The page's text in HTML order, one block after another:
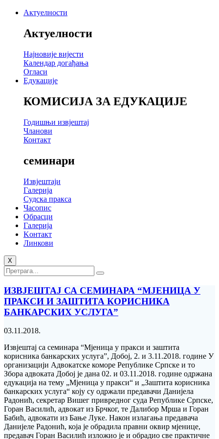
Актуелности
Актуелности
Најновије вијести
Календар догађања
Огласи
Едукације
КОМИСИЈА ЗА ЕДУКАЦИЈЕ
Годишњи извјештај
Чланови
Контакт
семинари
Извјештаји
Галерија
Судска пракса
Часопис
Обрасци
Галерија
Kонтакт
Линкови
X
ИЗВЈЕШТАЈ СА СЕМИНАРА “МЈЕНИЦА У
ПРАКСИ И ЗАШТИТА КОРИСНИКА
БАНКАРСКИХ УСЛУГА”
03.11.2018.
Извјештај са семинара “Мјеница у пракси и заштита
корисника банкарских услуга”, Добој, 2. и 3.11.2018. године У
организацији Адвокатске коморе Републике Српске и то
Збора адвоката Добој је дана 02. и 03.11.2018. године одржана
едукација на тему „Мјеница у пракси“ и „Заштита корисника
банкарских услуга“ коју су одржали предавачи Данијела
Радонић, секретар Вишег привредног суда Републике Српске,
Горан Василић, адвокат из Брчког, те Далибор Мрша и Горан
Бабић, адвокати из Бање Луке. Након излагања предавача
Данијеле Радонић, која је обрадила правни оквир мјенице,
предавач Горан Василић изложио је и обрадио све практичне